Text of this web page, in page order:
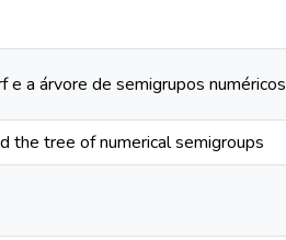
e a árvore de semigrupos numéricos
the tree of numerical semigroups